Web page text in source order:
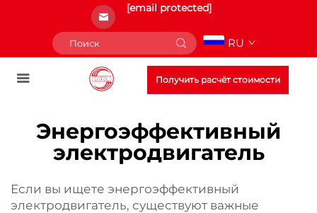
[email protected]
RU
Получить расчёт стоимости
Энергоэффективный
электродвигатель
Если вы ищете энергоэффективный
электродвигатель, существуют важные